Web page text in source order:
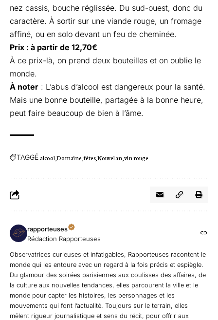
nez cassis, bouche réglissée. Du sud-ouest, donc du
caractère. À sortir sur une viande rouge, un fromage
affiné, ou en solo devant un feu de cheminée.
Prix : à partir de 12,70€
À ce prix-là, on prend deux bouteilles et on oublie le
monde.
À noter : L’abus d’alcool est dangereux pour la santé.
Mais une bonne bouteille, partagée à la bonne heure,
peut faire beaucoup de bien à l’âme.
TAGGÉalcool Domaine fêtes Nouvel an vin rouge
rapporteuses
Rédaction Rapporteuses
Observatrices curieuses et infatigables, Rapporteuses racontent le
monde qui les entoure avec un regard à la fois précis et espiègle.
Du glamour des soirées parisiennes aux coulisses des affaires, de
la culture aux nouvelles tendances, elles parcourent la ville et le
monde pour capter les histoires, les personnages et les
mouvements qui font l’actualité. Toujours sur le terrain, elles
mêlent rigueur journalistique et sens du récit, pour offrir aux